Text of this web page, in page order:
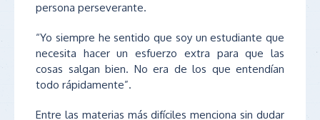
persona perseverante.
“Yo siempre he sentido que soy un estudiante que
necesita hacer un esfuerzo extra para que las
cosas salgan bien. No era de los que entendían
todo rápidamente”.
Entre las materias más difíciles menciona sin dudar